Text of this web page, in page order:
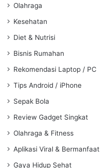
Olahraga
Kesehatan
Diet & Nutrisi
Bisnis Rumahan
Rekomendasi Laptop / PC
Tips Android / iPhone
Sepak Bola
Review Gadget Singkat
Olahraga & Fitness
Aplikasi Viral & Bermanfaat
Gaya Hidup Sehat